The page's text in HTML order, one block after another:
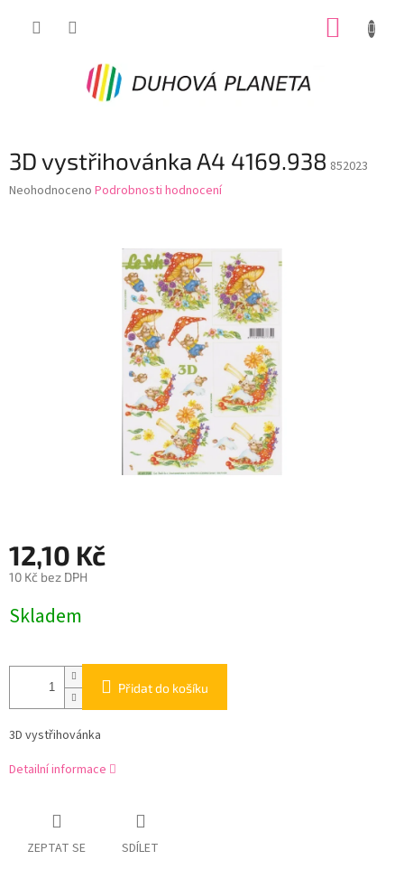
3D vystřihovánka A4 4169.938 852023
Průměrné
Neohodnoceno Podrobnosti hodnocení
12,10 Kč
10 Kč bez DPH
cena:
Skladem
Přidat do košíku
3D vystřihovánka
Detailní informace
ZEPTAT SE SDÍLET